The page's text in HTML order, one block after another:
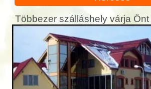
Többezer szálláshely várja